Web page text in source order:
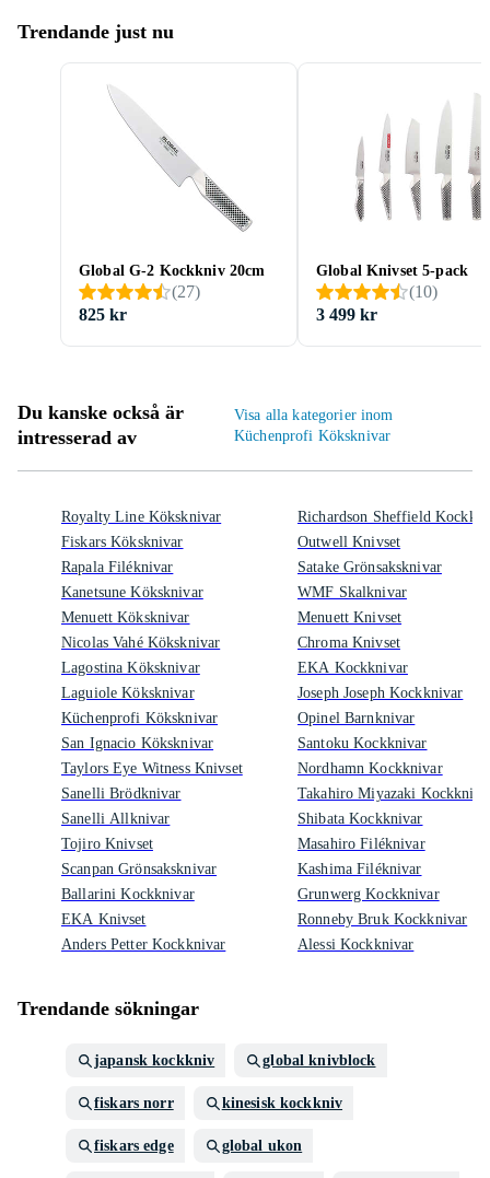
Trendande just nu
Global G-2 Kockkniv 20cm
(27)
825 kr
Global Knivset 5-pack
(10)
3 499 kr
Du kanske också är
intresserad av
Visa alla kategorier inom
Küchenprofi Köksknivar
Royalty Line Köksknivar
Fiskars Köksknivar
Rapala Filéknivar
Kanetsune Köksknivar
Menuett Köksknivar
Nicolas Vahé Köksknivar
Lagostina Köksknivar
Laguiole Köksknivar
Küchenprofi Köksknivar
San Ignacio Köksknivar
Taylors Eye Witness Knivset
Sanelli Brödknivar
Sanelli Allknivar
Tojiro Knivset
Scanpan Grönsaksknivar
Ballarini Kockknivar
EKA Knivset
Anders Petter Kockknivar
Richardson Sheffield
Outwell Knivset
Satake Grönsaksknivar
WMF Skalknivar
Menuett Knivset
Chroma Knivset
EKA Kockknivar
Joseph Joseph Kockknivar
Opinel Barnknivar
Santoku Kockknivar
Nordhamn Kockknivar
Takahiro Miyazaki
Shibata Kockknivar
Masahiro Filéknivar
Kashima Filéknivar
Grunwerg Kockknivar
Ronneby Bruk Kockknivar
Alessi Kockknivar
Trendande sökningar
japansk kockkniv global knivblock
fiskars norr kinesisk kockkniv
fiskars edge global ukon